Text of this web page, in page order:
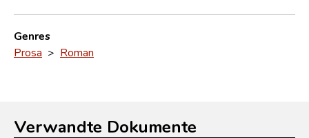
Genres
Prosa > Roman
Verwandte Dokumente